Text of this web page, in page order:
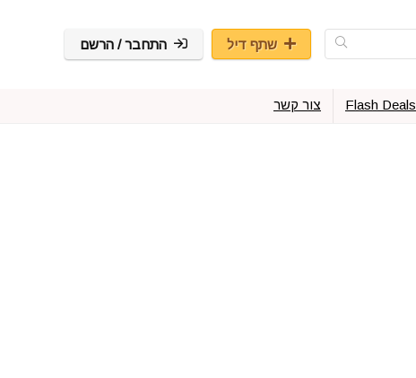
שתף דיל התחבר / הרשם
Flash Deals צור קשר